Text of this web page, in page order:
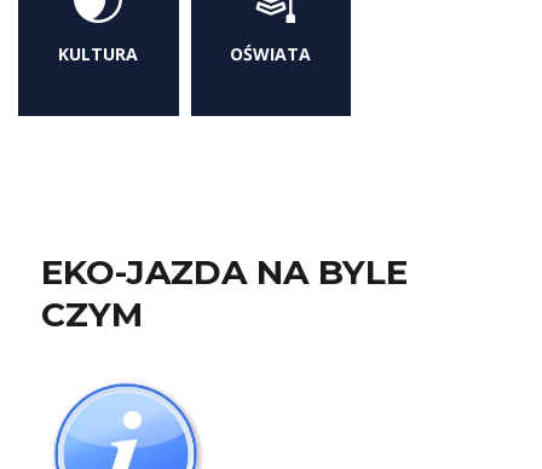
KULTURA OŚWIATA
EKO-JAZDA NA BYLE
CZYM